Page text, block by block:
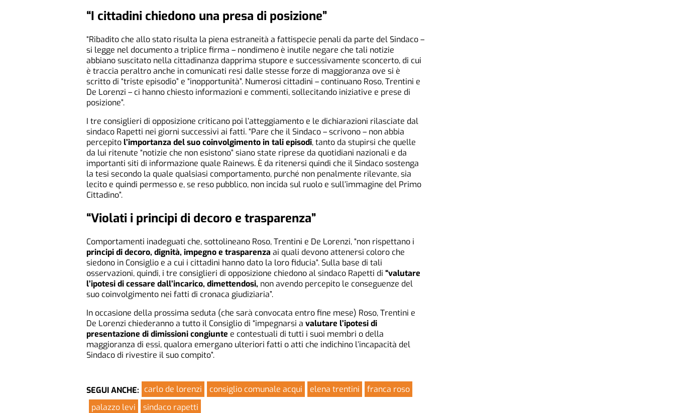
“I cittadini chiedono una presa di posizione”
“Ribadito che allo stato risulta la piena estraneità a fattispecie penali da parte del Sindaco –
si legge nel documento a triplice firma – nondimeno è inutile negare che tali notizie
abbiano suscitato nella cittadinanza dapprima stupore e successivamente sconcerto, di cui
è traccia peraltro anche in comunicati resi dalle stesse forze di maggioranza ove si è
scritto di “triste episodio” e “inopportunità”. Numerosi cittadini – continuano Roso, Trentini e
De Lorenzi – ci hanno chiesto informazioni e commenti, sollecitando iniziative e prese di
posizione”.
I tre consiglieri di opposizione criticano poi l’atteggiamento e le dichiarazioni rilasciate dal
sindaco Rapetti nei giorni successivi ai fatti. “Pare che il Sindaco – scrivono – non abbia
percepitol’importanza del suo coinvolgimento in tali episodi, tanto da stupirsi che quelle
da lui ritenute “notizie che non esistono” siano state riprese da quotidiani nazionali e da
importanti siti di informazione quale Rainews. È da ritenersi quindi che il Sindaco sostenga
la tesi secondo la quale qualsiasi comportamento, purché non penalmente rilevante, sia
lecito e quindi permesso e, se reso pubblico, non incida sul ruolo e sull’immagine del Primo
Cittadino”.
“Violati i principi di decoro e trasparenza”
Comportamenti inadeguati che, sottolineano Roso, Trentini e De Lorenzi, “non rispettano i
principi di decoro, dignità, impegno e trasparenza ai quali devono attenersi coloro che
siedono in Consiglio e a cui i cittadini hanno dato la loro fiducia”. Sulla base di tali
osservazioni, quindi, i tre consiglieri di opposizione chiedono al sindaco Rapetti di “valutare
l’ipotesi di cessare dall’incarico, dimettendosi, non avendo percepito le conseguenze del
suo coinvolgimento nei fatti di cronaca giudiziaria”.
In occasione della prossima seduta (che sarà convocata entro fine mese) Roso, Trentini e
De Lorenzi chiederanno a tutto il Consiglio di “impegnarsi a valutare l’ipotesi di
presentazione di dimissioni congiunte e contestuali di tutti i suoi membri o della
maggioranza di essi, qualora emergano ulteriori fatti o atti che indichino l’incapacità del
Sindaco di rivestire il suo compito”.
SEGUI ANCHE: carlo de lorenzi consiglio comunale acqui elena trentini
franca roso
palazzo levi
sindaco rapetti